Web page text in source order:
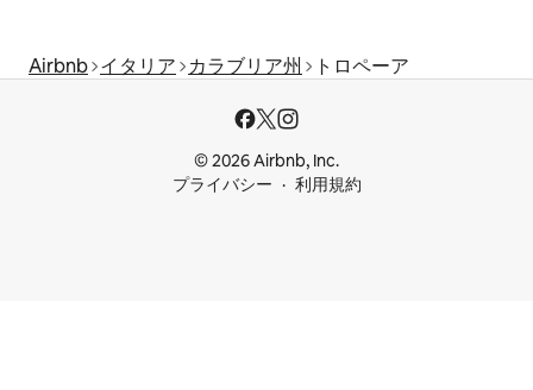
Airbnb イタリア カラブリア州 トロペーア
© 2026 Airbnb, Inc.
プライバシー
利用規約